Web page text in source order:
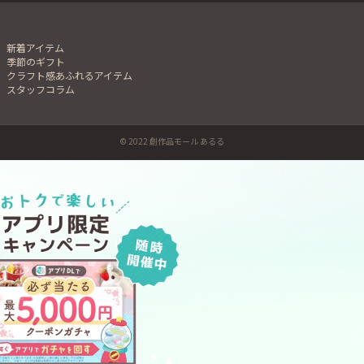
新着アイテム
季節のギフト
クラフト感あふれるアイテム
スタッフコラム
© 2022 創作品モール あるる